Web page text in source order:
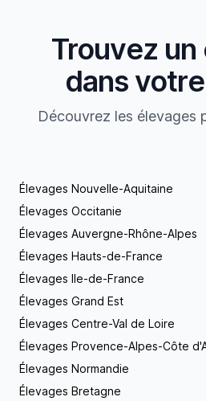
Trouvez
dans
Découvrez les élevages
Élevages Nouvelle-Aquitaine
Élevages Occitanie
Élevages Auvergne-Rhône-Alpes
Élevages Hauts-de-France
Élevages Ile-de-France
Élevages Grand Est
Élevages Centre-Val de Loire
Élevages Provence-Alpes-Côte
Élevages Normandie
Élevages Bretagne